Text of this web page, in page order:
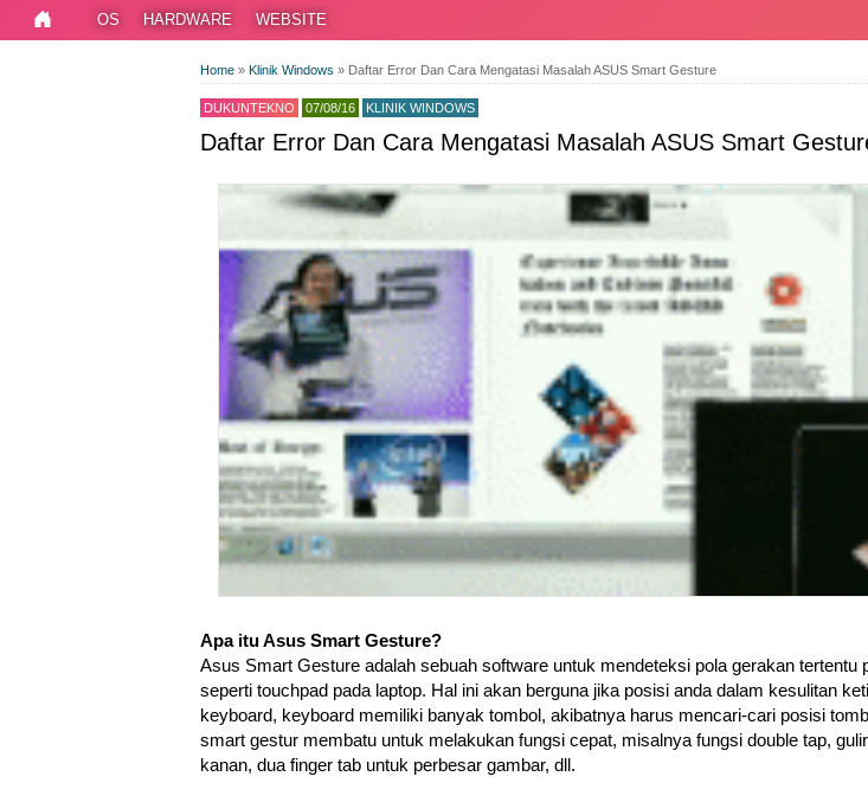
OS HARDWARE WEBSITE
Home » Klinik Windows » Daftar Error Dan Cara Mengatasi Masalah ASUS Smart Gesture
DUKUNTEKNO 07/08/16 KLINIK WINDOWS
Daftar Error Dan Cara Mengatasi Masalah ASUS Smart
Apa itu Asus Smart Gesture?
Asus Smart Gesture adalah sebuah software untuk mendeteksi pola gerakan tertentu
seperti touchpad pada laptop. Hal ini akan berguna jika posisi anda dalam kesulitan
keyboard, keyboard memiliki banyak tombol, akibatnya harus mencari-cari posisi
smart gestur membatu untuk melakukan fungsi cepat, misalnya fungsi double tap,
kanan, dua finger tab untuk perbesar gambar, dll.